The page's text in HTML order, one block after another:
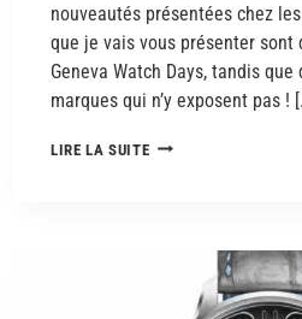
nouveautés présentées chez
que je vais vous présenter sont
Geneva Watch Days, tandis
marques qui n’y exposent pas !
LIRE LA SUITE